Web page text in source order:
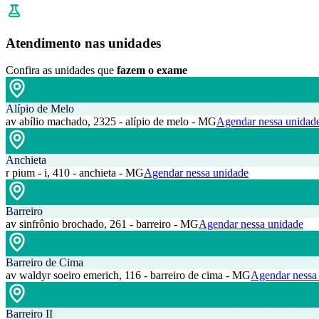
Atendimento nas unidades
Confira as unidades que fazem o exame
Alípio de Melo
av abílio machado, 2325 - alípio de melo - MGAgendar nessa
Anchieta
r pium - i, 410 - anchieta - MGAgendar nessa unidade
Barreiro
av sinfrônio brochado, 261 - barreiro - MGAgendar nessa unidade
Barreiro de Cima
av waldyr soeiro emerich, 116 - barreiro de cima - MGAgendar
Barreiro II